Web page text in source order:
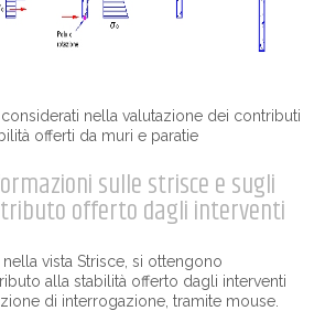
nella valutazione dei contributi
offerti da muri e paratie
sulle strisce e sugli
offerto dagli interventi
vista Strisce, si ottengono
alla stabilità offerto dagli interventi
di interrogazione, tramite mouse.